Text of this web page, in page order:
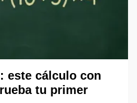
este cálculo con
tu primer